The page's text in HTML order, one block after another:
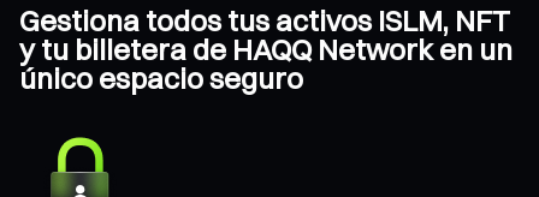
Gestiona todos tus activos ISLM, NFT
y tu billetera de HAQQ Network en un
único espacio seguro